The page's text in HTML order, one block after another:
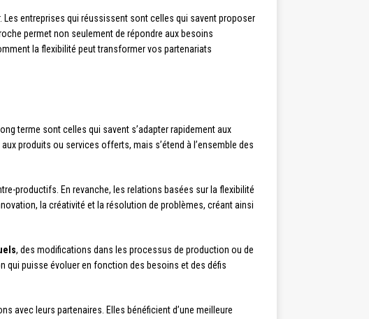
entreprises qui réussissent sont celles qui savent proposer
permet non seulement de répondre aux besoins
la flexibilité peut transformer vos partenariats
terme sont celles qui savent s’adapter rapidement aux
produits ou services offerts, mais s’étend à l’ensemble des
productifs. En revanche, les relations basées sur la flexibilité
la créativité et la résolution de problèmes, créant ainsi
, des modifications dans les processus de production ou de
qui puisse évoluer en fonction des besoins et des défis
avec leurs partenaires. Elles bénéficient d’une meilleure